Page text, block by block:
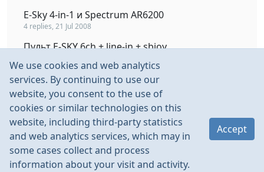
E-Sky 4-in-1 и Spectrum AR6200
4 replies, 21 Jul 2008
Пульт E-SKY 6ch + line-in + sbjoy
Plug-in'ы к RC-авиасимуляторам
3 replies, 30 Jun 2004
Turnigy 7 in 1 Mega Meter
4 replies, 9 Nov 2012
We use cookies and web analytics
services. By continuing to use our
website, you consent to the use of
cookies or similar technologies on this
website, including third-party statistics
and web analytics services, which may in
some cases collect and process
information about your visit and activity.
Accept